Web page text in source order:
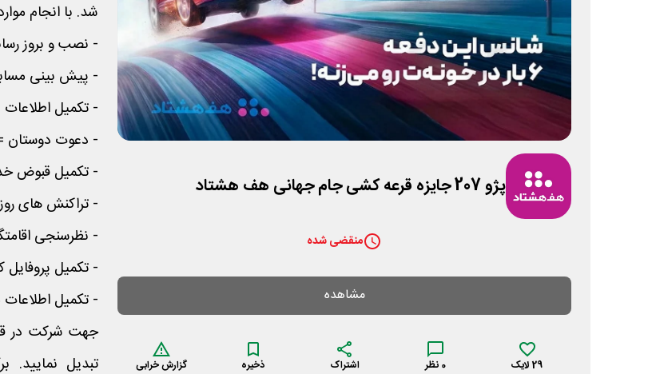
پژو 207 جایزه قرعه کشی جام جهانی هف هشتاد
منقضی شده
مشاهده
29لایک 0 نظر اشتراک ذخیره گزارش خرابی
شد. با انجام
- نصب و بروز
- پیش بینی
- تکمیل اطلاعات
- دعوت دوستان =
- تکمیل قبوض
- تراکنش های
- نظرسنجی
- تکمیل پروفایل
- تکمیل اطلاعات
جهت شرکت در
تبدیل نمایید.